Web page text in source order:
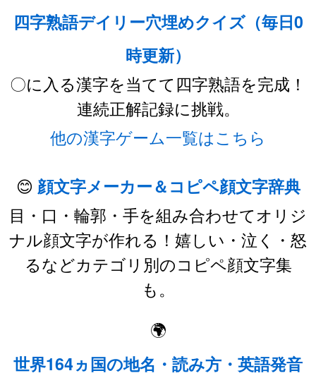
四字熟語デイリー穴埋めクイズ（毎日0
時更新）
〇に入る漢字を当てて四字熟語を完成！
連続正解記録に挑戦。
他の漢字ゲーム一覧はこちら
😊 顔文字メーカー＆コピペ顔文字辞典
目・口・輪郭・手を組み合わせてオリジ
ナル顔文字が作れる！嬉しい・泣く・怒
るなどカテゴリ別のコピペ顔文字集
も。
🌍
世界164ヵ国の地名・読み方・英語発音